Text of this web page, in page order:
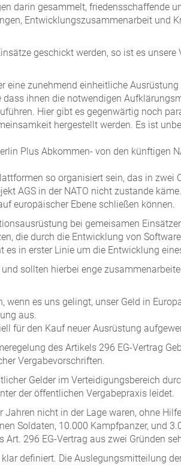
darin gesammelt, friedensschaffende
Entwicklungszusammenarbeit und
geschickt werden, so ist es
zunehmend einheitliche
ihnen die notwendigen
Hier gibt es gegenwärtig noch
hergestellt werden. Es ist
Plus Abkommen- von den künftigen
so organisiert sein, das in zwei
AGS in der NATO nicht zustande
europäischer Ebene schließen können.
bei gemeisamen
die durch die Entwicklung von
in erster Linie um die Entwicklung
sollten hierbei enge
es uns gelingt, unser Geld in
aus.
für den Kauf neuer Ausrüstung
des Artikels 296 EG-Vertrag
Vergabevorschriften.
Gelder im Verteidigungsbereich
der öffentlichen Vergabepraxis leidet.
nicht in der Lage waren, ohne
Soldaten, 10.000 Kampfpanzer, und
296 EG-Vertrag aus zwei Gründen
definiert. Die Auslegungsmitteilung